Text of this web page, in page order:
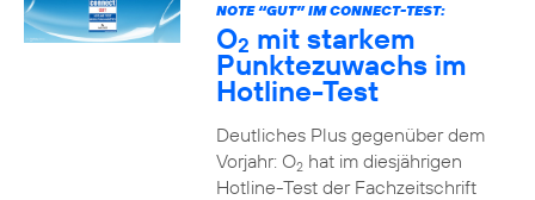
NOTE “GUT” IM CONNECT-TEST:
O2 mit starkem
Punktezuwachs im
Hotline-Test
Deutliches Plus gegenüber dem
Vorjahr: O2hat im diesjährigen
Hotline-Test der Fachzeitschrift